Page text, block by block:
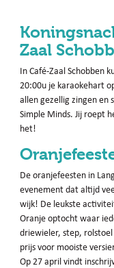
Zaal
In Café-Zaal Schobben
20:00u je karaokehart
allen gezellig zingen en
Simple Minds. Jij roept
het!
De oranjefeesten in
evenement dat altijd
wijk! De leukste
Oranje optocht waar
driewieler, step,
prijs voor mooiste
Op 27 april vindt